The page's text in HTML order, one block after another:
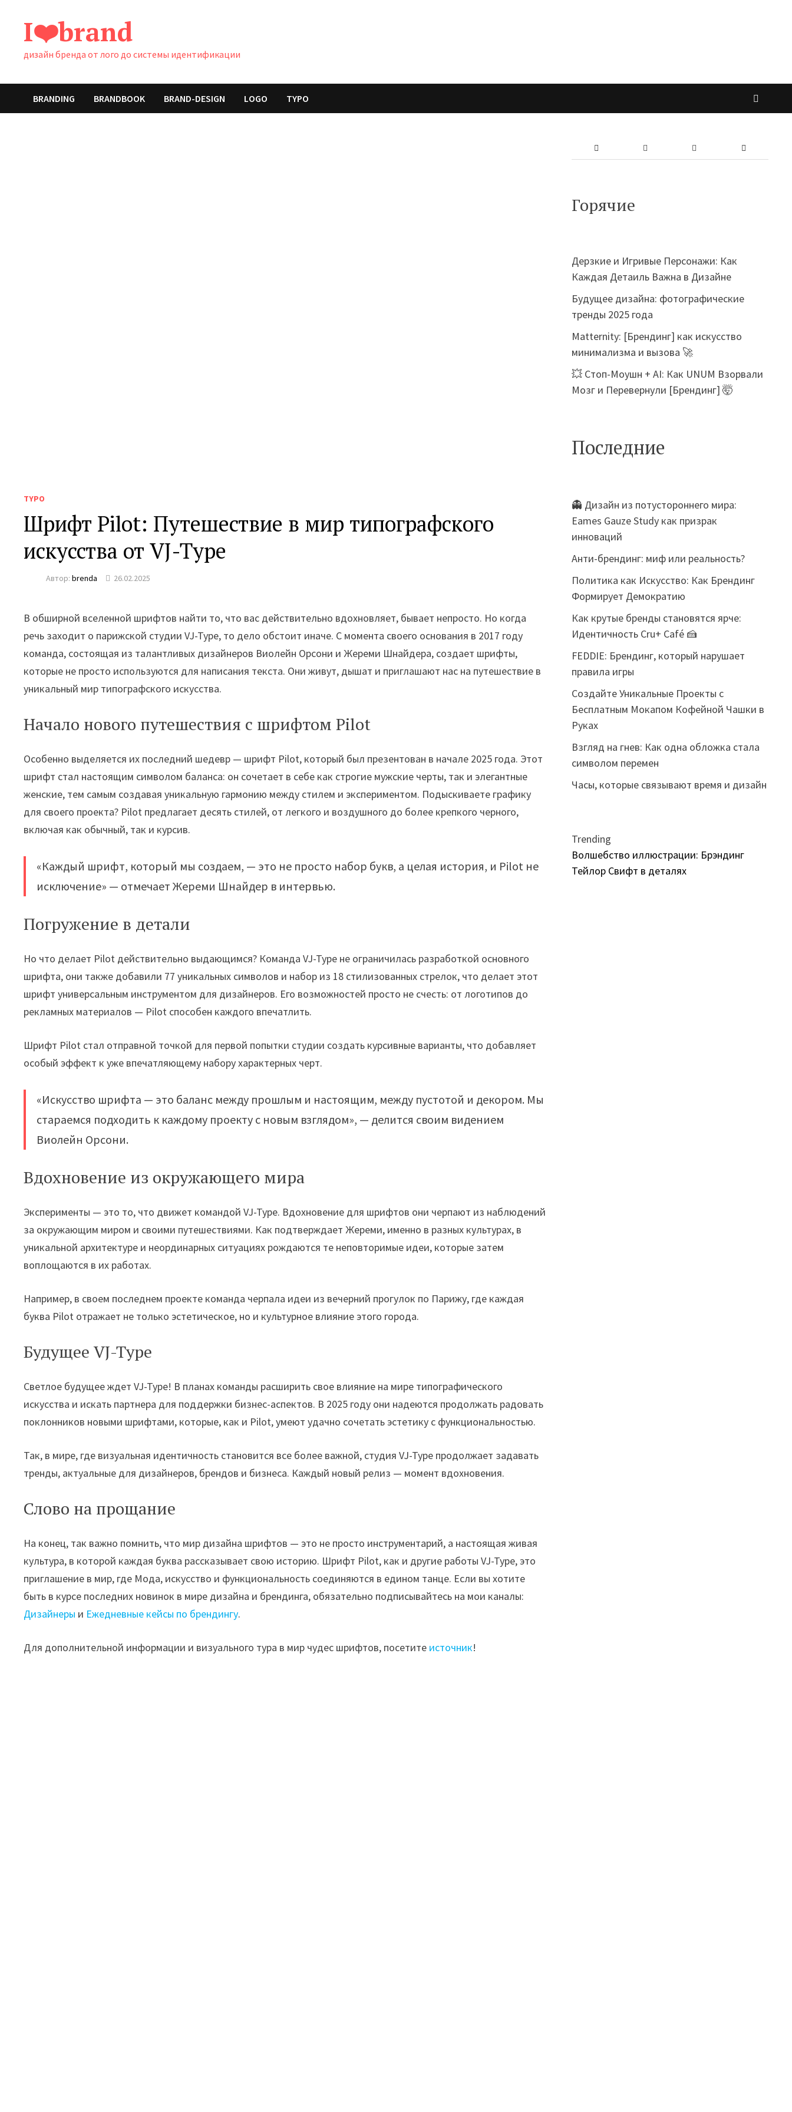
содержимому
I❤️brand
дизайн бренда от лого до системы идентификации
BRANDING BRANDBOOK BRAND-DESIGN LOGO TYPO
TYPO
Шрифт Pilot: Путешествие в мир типографского
искусства от VJ-Type
Автор:brenda 26.02.2025
В обширной вселенной шрифтов найти то, что вас действительно вдохновляет, бывает непросто. Но когда
речь заходит о парижской студии VJ-Type, то дело обстоит иначе. С момента своего основания в 2017 году
команда, состоящая из талантливых дизайнеров Виолейн Орсони и Жереми Шнайдера, создает шрифты,
которые не просто используются для написания текста. Они живут, дышат и приглашают нас на путешествие в
уникальный мир типографского искусства.
Начало нового путешествия с шрифтом Pilot
Особенно выделяется их последний шедевр — шрифт Pilot, который был презентован в начале 2025 года. Этот
шрифт стал настоящим символом баланса: он сочетает в себе как строгие мужские черты, так и элегантные
женские, тем самым создавая уникальную гармонию между стилем и экспериментом. Подыскиваете графику
для своего проекта? Pilot предлагает десять стилей, от легкого и воздушного до более крепкого черного,
включая как обычный, так и курсив.
«Каждый шрифт, который мы создаем, — это не просто набор букв, а целая история, и Pilot не
исключение» — отмечает Жереми Шнайдер в интервью.
Погружение в детали
Но что делает Pilot действительно выдающимся? Команда VJ-Type не ограничилась разработкой основного
шрифта, они также добавили 77 уникальных символов и набор из 18 стилизованных стрелок, что делает этот
шрифт универсальным инструментом для дизайнеров. Его возможностей просто не счесть: от логотипов до
рекламных материалов — Pilot способен каждого впечатлить.
Шрифт Pilot стал отправной точкой для первой попытки студии создать курсивные варианты, что добавляет
особый эффект к уже впечатляющему набору характерных черт.
«Искусство шрифта — это баланс между прошлым и настоящим, между пустотой и декором. Мы
стараемся подходить к каждому проекту с новым взглядом», — делится своим видением
Виолейн Орсони.
Вдохновение из окружающего мира
Эксперименты — это то, что движет командой VJ-Type. Вдохновение для шрифтов они черпают из наблюдений
за окружающим миром и своими путешествиями. Как подтверждает Жереми, именно в разных культурах, в
уникальной архитектуре и неординарных ситуациях рождаются те неповторимые идеи, которые затем
воплощаются в их работах.
Например, в своем последнем проекте команда черпала идеи из вечерний прогулок по Парижу, где каждая
буква Pilot отражает не только эстетическое, но и культурное влияние этого города.
Будущее VJ-Type
Светлое будущее ждет VJ-Type! В планах команды расширить свое влияние на мире типографического
искусства и искать партнера для поддержки бизнес-аспектов. В 2025 году они надеются продолжать радовать
поклонников новыми шрифтами, которые, как и Pilot, умеют удачно сочетать эстетику с функциональностью.
Так, в мире, где визуальная идентичность становится все более важной, студия VJ-Type продолжает задавать
тренды, актуальные для дизайнеров, брендов и бизнеса. Каждый новый релиз — момент вдохновения.
Слово на прощание
На конец, так важно помнить, что мир дизайна шрифтов — это не просто инструментарий, а настоящая живая
культура, в которой каждая буква рассказывает свою историю. Шрифт Pilot, как и другие работы VJ-Type, это
приглашение в мир, где Мода, искусство и функциональность соединяются в едином танце. Если вы хотите
быть в курсе последних новинок в мире дизайна и брендинга, обязательно подписывайтесь на мои каналы:
Дизайнеры и Ежедневные кейсы по брендингу.
Для дополнительной информации и визуального тура в мир чудес шрифтов, посетите источник!
Горячие
Дерзкие и Игривые Персонажи: Как
Каждая Детаиль Важна в Дизайне
Будущее дизайна: фотографические
тренды 2025 года
Matternity: [Брендинг] как искусство
минимализма и вызова 🚀
💥 Стоп-Моушн + AI: Как UNUM Взорвали
Мозг и Перевернули [Брендинг] 🤯
Последние
👻 Дизайн из потустороннего мира:
Eames Gauze Study как призрак
инноваций
Анти-брендинг: миф или реальность?
Политика как Искусство: Как Брендинг
Формирует Демократию
Как крутые бренды становятся ярче:
Идентичность Cru+ Café 🍰
FEDDIE: Брендинг, который нарушает
правила игры
Создайте Уникальные Проекты с
Бесплатным Мокапом Кофейной Чашки в
Руках
Взгляд на гнев: Как одна обложка стала
символом перемен
Часы, которые связывают время и дизайн
Trending
Волшебство иллюстрации: Брэндинг
Тейлор Свифт в деталях